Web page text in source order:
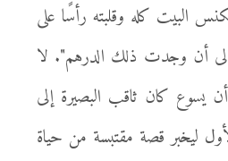
البيت كله وقلبته رأسًا على
أن وجدت ذلك الدرهم". لا
يسوع كان ثاقب البصيرة إلى
ليخبر قصة مقتبسة من حياة